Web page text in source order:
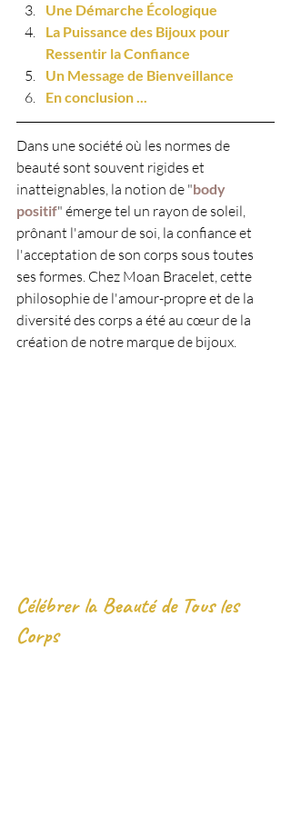
Une Démarche Écologique
La Puissance des Bijoux pour
Ressentir la Confiance
Un Message de Bienveillance
En conclusion ...
Dans une société où les normes de
beauté sont souvent rigides et
inatteignables, la notion de "body
positif" émerge tel un rayon de soleil,
prônant l'amour de soi, la confiance et
l'acceptation de son corps sous toutes
ses formes. Chez Moan Bracelet, cette
philosophie de l'amour-propre et de la
diversité des corps a été au cœur de la
création de notre marque de bijoux.
Célébrer la Beauté de Tous les
Corps